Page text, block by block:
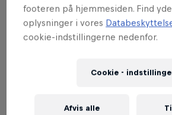
footeren på hjemmesiden. Find
oplysninger i vores
cookie-indstillingerne nedenfor.
Cookie -
Afvis alle